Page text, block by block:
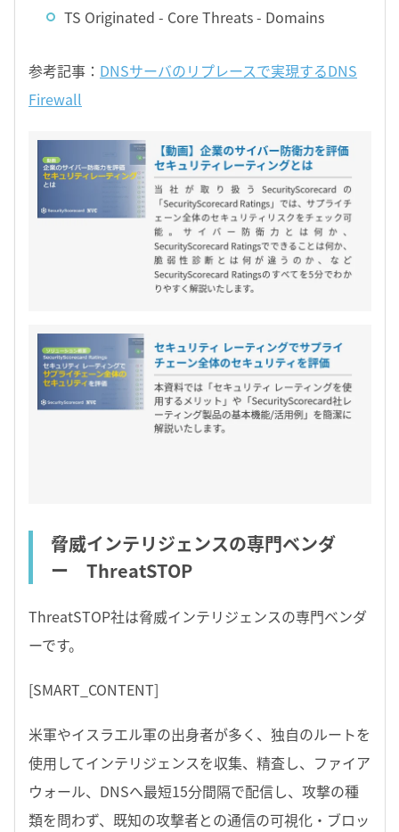
TS Originated - Core Threats - Domains
参考記事： DNSサーバのリプレースで実現するDNS
Firewall
脅威インテリジェンスの専門ベンダ
ー ThreatSTOP
ThreatSTOP社は脅威インテリジェンスの専門ベンダ
ーです。
[SMART_CONTENT]
米軍やイスラエル軍の出身者が多く、独自のルートを
使用してインテリジェンスを収集、精査し、ファイア
ウォール、DNSへ最短15分間隔で配信し、攻撃の種
類を問わず、既知の攻撃者との通信の可視化・ブロッ